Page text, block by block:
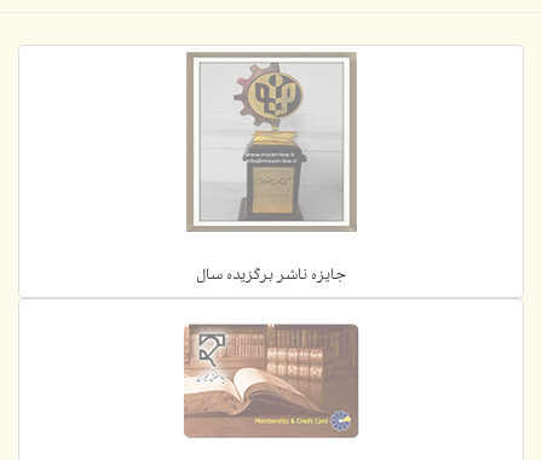
جایزه ناشر برگزیده سال